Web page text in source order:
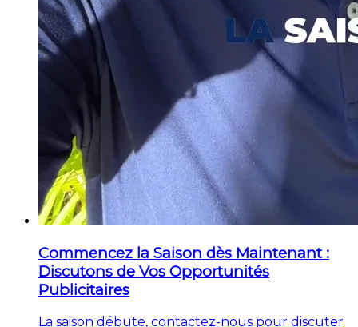
Commencez la Saison dès Maintenant :
Discutons de Vos Opportunités
Publicitaires
La saison débute, contactez-nous pour discuter